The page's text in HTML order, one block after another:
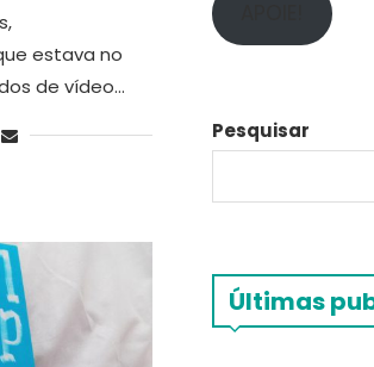
estava no
de vídeo…
Pesquisar
Últimas